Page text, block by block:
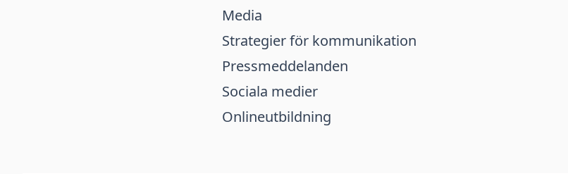
Media
Strategier för kommunikation
Pressmeddelanden
Sociala medier
Onlineutbildning